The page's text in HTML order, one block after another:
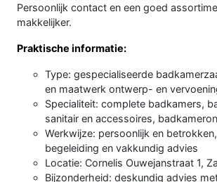
Persoonlijk contact en een goed
makkelijker.
Praktische informatie:
Type: gespecialiseerde
en maatwerk ontwerp- en
Specialiteit: complete badkamers,
sanitair en accessoires,
Werkwijze: persoonlijk en
begeleiding en vakkundig advies
Locatie: Cornelis Ouwejanstraat 1,
Bijzonderheid: deskundig advies